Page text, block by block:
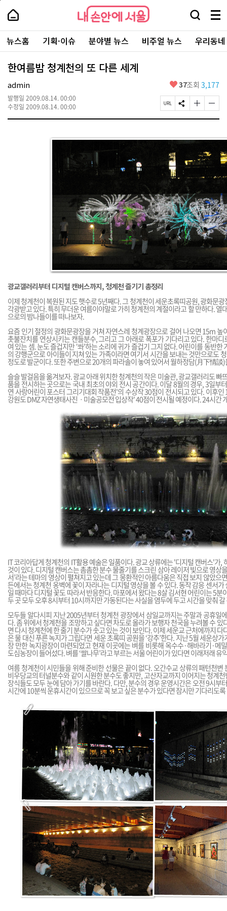
본
로
가
내
손
안
에
서
울
-
서
울
시
대
표
소
내
손
에
울
검
창
열
기
메
뉴
전
체
보
주
요
서
뉴스홈 기획·이슈 분야별 뉴스 비주얼 뉴스 우리동
한여름밤 청계천의 또 다른 세계
admin
발행일 2009.08.14. 00:00
수정일 2009.08.14. 00:00
좋
요
37조회 3,177
페
이
R
L
복
사
S
N
유
기
글
자
크
게
변
경
하
글
자
작
하
기
광교갤러리부터 디지털 캔버스까지, 청계천 즐기기 총정리
이제 청계천이 복원된 지도 햇수로 5년째다. 그 청계천이 세운초록띠공원, 광화문
각광받고 있다. 특히 무더운 여름이야말로 가히 청계천의 계절이라고 할 만하다. 열
으로의 밤나들이를 떠나보자.
요즘 인기 절정의 광화문광장을 거쳐 자연스레 청계광장으로 걸어 나오면 15m 높
촛불잔치를 연상시키는 캔들분수, 그리고 그 아래로 폭포가 기다리고 있다. 한마
여 있는 셈. 눈도 즐겁지만 '쏴'하는 소리에 귀가 즐겁기 그지 없다. 어린이를 동반한
의 강행군으로 아이들이 지쳐 있는 가족이라면 여기서 시간을 보내는 것만으로도
정도로 발군이다. 또한 주변으로 20개의 파라솔이 놓여 있어서 월하정담(月下情談
슬슬 발걸음을 옮겨보자. 광교 아래 위치한 청계천의 작은 미술관, 광교갤러리도 빠
품을 전시하는 곳으로는 국내 최초의 야외 전시 공간이다. 이달 8월의 경우, 3일부
연 사랑어린이 포스터 그리기대회 작품전'의 수상작 30점이 전시되고 있다. 이후
강원도 DMZ 자연생태사진ㆍ미술공모전 입상작' 40점이 전시될 예정이다. 24시간
IT 코리아답게 청계천의 IT활용 예술은 일품이다. 광교 상류에는 '디지털 캔버스'가,
것이 있다. 디지털 캔버스는 촘촘한 분수 물줄기를 스크린 삼아 레이저 빛으로 영상
서’라는 테마의 영상이 펼쳐지고 있는데 그 몽환적인 아름다움은 직접 보지 않았으
든에서는 청계천 옹벽에 꽃이 자라나는 디지털 영상을 볼 수 있다. 동작 감응 센서
일 때마다 디지털 꽃도 따라서 반응한다. 마포에서 왔다는 8살 김서현 어린이는 5분
두 곳 모두 오후 8시부터 10시까지만 가동된다는 사실을 염두에 두고 시간을 맞춰 갈
모두들 알다시피 지난 2005년부터 청계천 광장에서 삼일교까지는 주말과 공휴일
다. 좀 위에서 청계천을 조망하고 싶다면 차도로 올라가 보행자 천국을 누려볼 수 있
면 다시 청계천에 한 줄기 분수가 솟고 있는 것이 보인다. 이제 세운교 근처에까지 다
은 물 대신 푸른 녹지가 그립다면 세운 초록띠 공원을 ‘강추’한다. 지난 5월 세운상
장 만한 녹지광장이 마련되었고 현재 이곳에는 벼를 비롯해 옥수수·해바라기·메
도심농장이 들어섰다. 벼를 ‘쌀나무’라고 부르는 서울 어린이가 있다면 이래저래 유
여름 청계천이 시민들을 위해 준비한 선물은 끝이 없다. 오간수교 상류의 패턴천변
비우당교의 터널분수와 같이 시원한 분수도 좋지만, 고산자교까지 이어지는 청계
장식들도 모두 눈에 담아 가기를 바란다. 다만, 분수의 경우 운영시간은 오전 9시부
시간에 10분씩 운휴시간이 있으므로 꼭 보고 싶은 분수가 있다면 잠시만 기다리도
페
상
단
로